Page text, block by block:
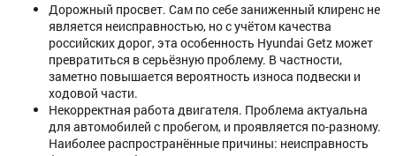
Дорожный просвет. Сам по себе заниженный клиренс не
является неисправностью, но с учётом качества
российских дорог, эта особенность Hyundai Getz может
превратиться в серьёзную проблему. В частности,
заметно повышается вероятность износа подвески и
ходовой части.
Некорректная работа двигателя. Проблема актуальна
для автомобилей с пробегом, и проявляется по-разному.
Наиболее распространённые причины: неисправность